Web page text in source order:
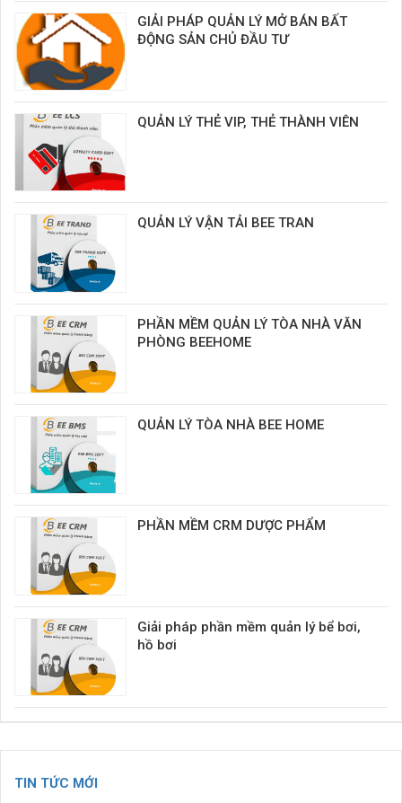
GIẢI PHÁP QUẢN LÝ MỞ BÁN BẤT
ĐỘNG SẢN CHỦ ĐẦU TƯ
QUẢN LÝ THẺ VIP, THẺ THÀNH VIÊN
QUẢN LÝ VẬN TẢI BEE TRAN
PHẦN MỀM QUẢN LÝ TÒA NHÀ VĂN
PHÒNG BEEHOME
QUẢN LÝ TÒA NHÀ BEE HOME
PHẦN MỀM CRM DƯỢC PHẨM
Giải pháp phần mềm quản lý bể bơi,
hồ bơi
TIN TỨC MỚI